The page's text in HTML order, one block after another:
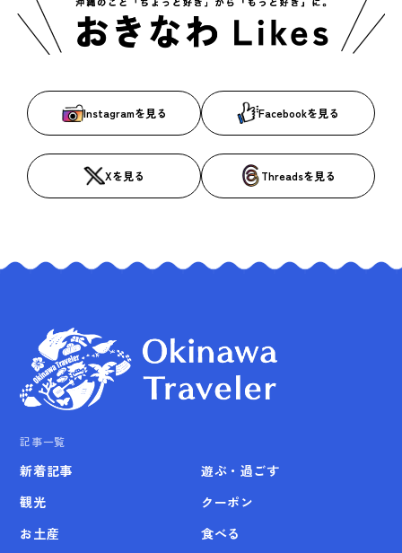
Instagramを見る Facebookを見る
Xを見る Threadsを見る
記事一覧
新着記事
観光
お土産
遊ぶ・過ごす
クーポン
食べる